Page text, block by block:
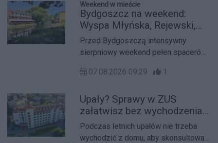
Weekend w mieście
Bydgoszcz na weekend:
Wyspa Młyńska, Rejewski,
koncerty i kino pod chmurką
Przed Bydgoszczą intensywny
sierpniowy weekend pełen spacerów,
rodzinnych atrakcji. W centrum
Młyńska, ale ciekawych propozycji nie
zabraknie także w Fordonie,
Ostromecku i Śródmieściu.
07.08.2026 09:29 1
Upały? Sprawy w ZUS
załatwisz bez wychodzenia z
domu. Coraz więcej osób
wybiera e-wizyty
Podczas letnich upałów nie trzeba
wychodzić z domu, aby skonsultować